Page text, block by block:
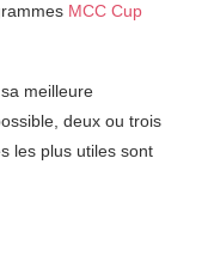
MCC Cup
meilleure
deux ou trois
les plus utiles sont